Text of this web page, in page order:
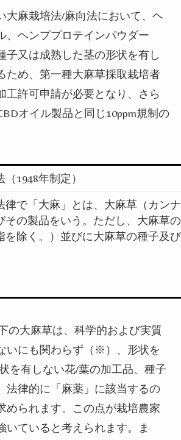
大麻栽培法/麻向法において、ヘ
、ヘンププロテインパウダー
子又は成熟した茎の形状を有し
ため、第一種大麻草採取栽培者
工許可申請が必要となり、さら
オイル製品と同じ10ppm規制の
（1948年制定）
で「大麻」とは、大麻草（カン
その製品をいう。ただし、大麻草
を除く。）並びに大麻草の種子及
の大麻草は、科学的および実質
いにも関わらず（ ※ ）、形状を
を有しない花/葉の加工品、種子
法律的に「麻薬」に該当するの
められます。この点が栽培農家
いていると考えられます。ま